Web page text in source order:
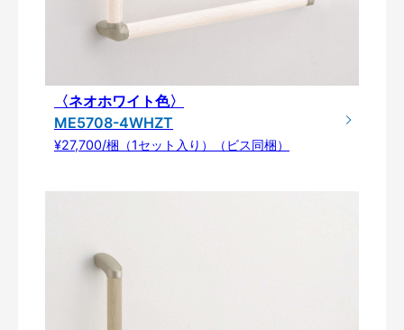
〈ネオホワイト色〉
ME5708-4WHZT
¥27,700/梱（1セット入り）（ビス同梱）